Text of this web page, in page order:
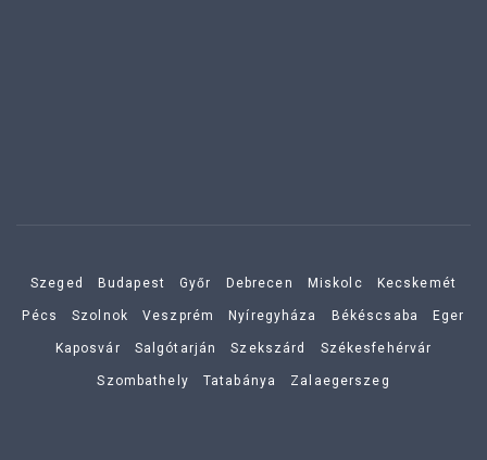
Szeged Budapest Győr Debrecen Miskolc Kecskemét
Pécs Szolnok Veszprém Nyíregyháza Békéscsaba Eger
Kaposvár Salgótarján Szekszárd Székesfehérvár
Szombathely Tatabánya Zalaegerszeg